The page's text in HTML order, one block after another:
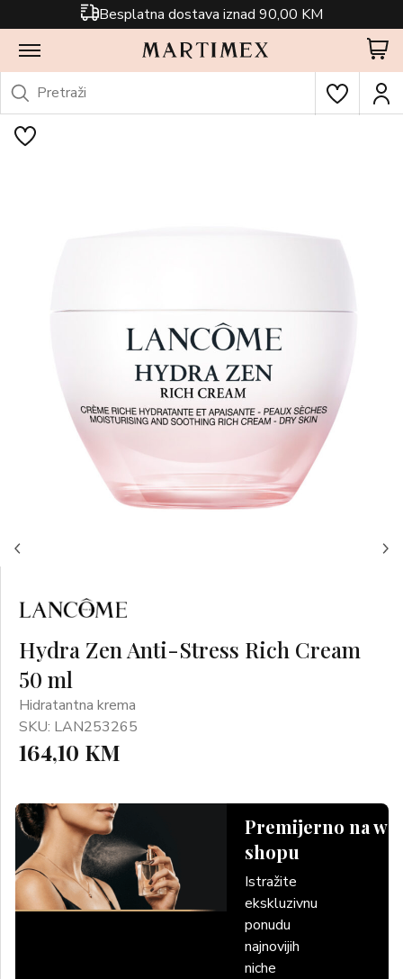
Besplatna dostava iznad 90,00 KM
Hydra Zen Anti-Stress Rich Cream
50 ml
Hidratantna krema
SKU: LAN253265
164,10 KM
Premijerno na
shopu
Istražite
ekskluzivnu
ponudu
najnovijih
niche